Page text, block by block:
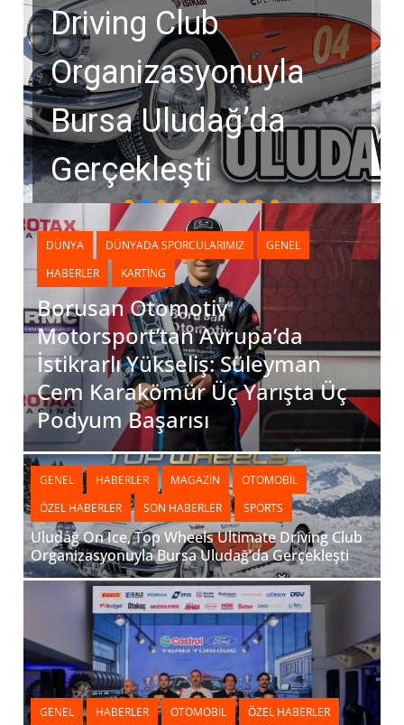
Driving Club
Organizasyonuyla
Bursa Uludağ’da
Gerçekleşti
DÜNYA DÜNYADA SPORCULARIMIZ
GENEL
HABERLER
KARTING
Borusan Otomotiv
Motorsport’tan Avrupa’da
İstikrarlı Yükseliş: Süleyman
Cem Karakömür Üç Yarışta Üç
Podyum Başarısı
GENEL HABERLER MAGAZIN
OTOMOBIL
ÖZEL HABERLER
SON HABERLER SPORTS
Uludağ On Ice, Top Wheels Ultimate Driving Club
Organizasyonuyla Bursa Uludağ’da Gerçekleşti
GENEL HABERLER OTOMOBIL
ÖZEL HABERLER